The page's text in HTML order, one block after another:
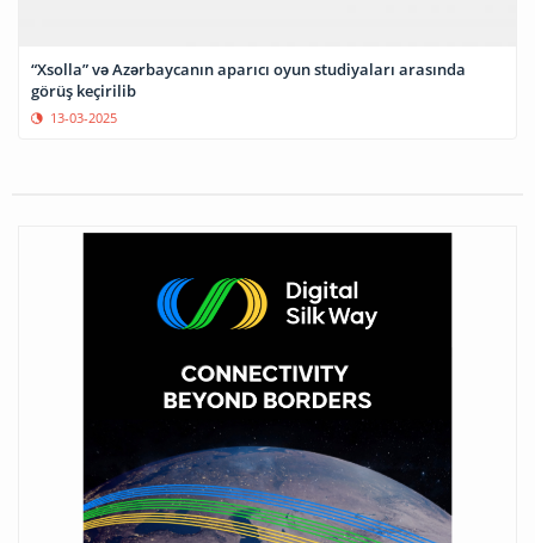
“Xsolla” və Azərbaycanın aparıcı oyun studiyaları arasında
görüş keçirilib
13-03-2025